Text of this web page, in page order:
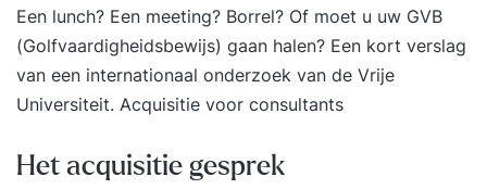
Een lunch? Een meeting? Borrel? Of moet u uw GVB
(Golfvaardigheidsbewijs) gaan halen? Een kort verslag
van een internationaal onderzoek van de Vrije
Universiteit. Acquisitie voor consultants
Het acquisitie gesprek